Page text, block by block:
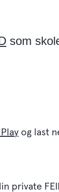
som
og last
private